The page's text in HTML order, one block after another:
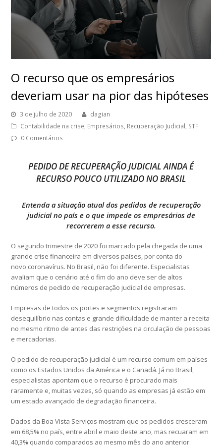
O recurso que os empresários
deveriam usar na pior das hipóteses
3 de julho de 2020
dagian
Contabilidade na crise, Empresários, Recuperação Judicial, STF
0 Comentários
PEDIDO DE RECUPERAÇÃO JUDICIAL AINDA É
RECURSO POUCO UTILIZADO NO BRASIL
Entenda a situação atual dos pedidos de recuperação
judicial no país e o que impede os empresários de
recorrerem a esse recurso.
O segundo trimestre de 2020 foi marcado pela chegada de uma
grande crise financeira em diversos países, por conta do
novo coronavírus. No Brasil, não foi diferente. Especialistas
avaliam que o cenário até o fim do ano deve ser de altos
números de pedido de recuperação judicial de empresas.
Empresas de todos os portes e segmentos registraram
desequilíbrio nas contas e grande dificuldade de manter a receita
no mesmo ritmo de antes das restrições na circulação de pessoas
e mercadorias.
O pedido de recuperação judicial é um recurso comum em países
como os Estados Unidos da América e o Canadá. Já no Brasil,
especialistas apontam que o recurso é procurado mais
raramente e, muitas vezes, só quando as empresas já estão em
um estado avançado de degradação financeira.
Dados da Boa Vista Serviços mostram que os pedidos cresceram
em 68,5% no país, entre abril e maio deste ano, mas recuaram em
40,3% quando comparados ao mesmo mês do ano anterior.